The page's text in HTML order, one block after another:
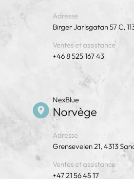
Adresse
Birger Jarlsgatan 57 C,
Ventes et assistance
+46 8 525 167 43
NexBlue
Norvège
Adresse
Grenseveien 21, 4313
Ventes et assistance
+47 21 56 45 17